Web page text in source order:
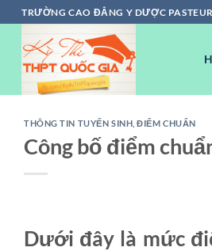
Chuyển
đến
dung
TRƯỜNG CAO ĐẲNG Y DƯỢC PASTEUR
THÔNG TIN TUYỂN SINH ,ĐIỂM CHUẨN
Công bố điểm
Dưới đây là mức